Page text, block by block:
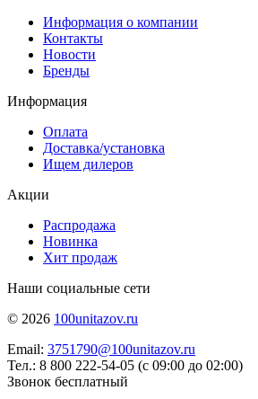
Информация о компании
Контакты
Новости
Бренды
Информация
Оплата
Доставка/установка
Ищем дилеров
Акции
Распродажа
Новинка
Хит продаж
Наши социальные сети
© 2026 100unitazov.ru
Email: 3751790@100unitazov.ru
Тел.: 8 800 222-54-05 (с 09:00 до 02:00)
Звонок бесплатный